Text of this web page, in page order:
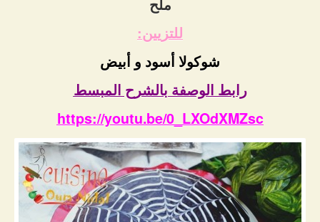
ملح
للتزيين:
شوكولا أسود و أبيض
رابط الوصفة بالشرح المبسط
https://youtu.be/0_LXOdXMZsc